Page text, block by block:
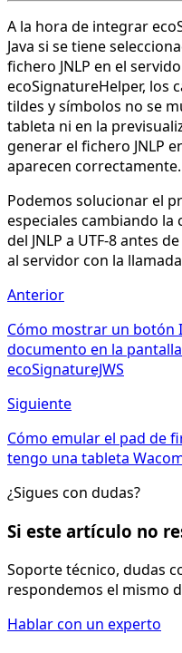
A la hora de integrar
Java si se tiene
fichero JNLP en el
ecoSignatureHelper, los
tildes y símbolos no se
tableta ni en la
generar el fichero JNLP
aparecen correctamente.
Podemos solucionar el
especiales cambiando
del JNLP a UTF-8 antes
al servidor con la
Anterior
Cómo mostrar un botón
documento en la
ecoSignatureJWS
Siguiente
Cómo emular el pad de
tengo una tableta
¿Sigues con dudas?
Si este artículo no
Soporte técnico, dudas
respondemos el mismo
Hablar con un experto